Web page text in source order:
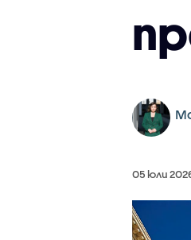
05 юли